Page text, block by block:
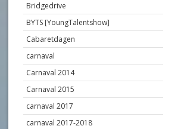
Bridgedrive
BYTS [YoungTalentshow]
Cabaretdagen
carnaval
Carnaval 2014
Carnaval 2015
carnaval 2017
carnaval 2017-2018